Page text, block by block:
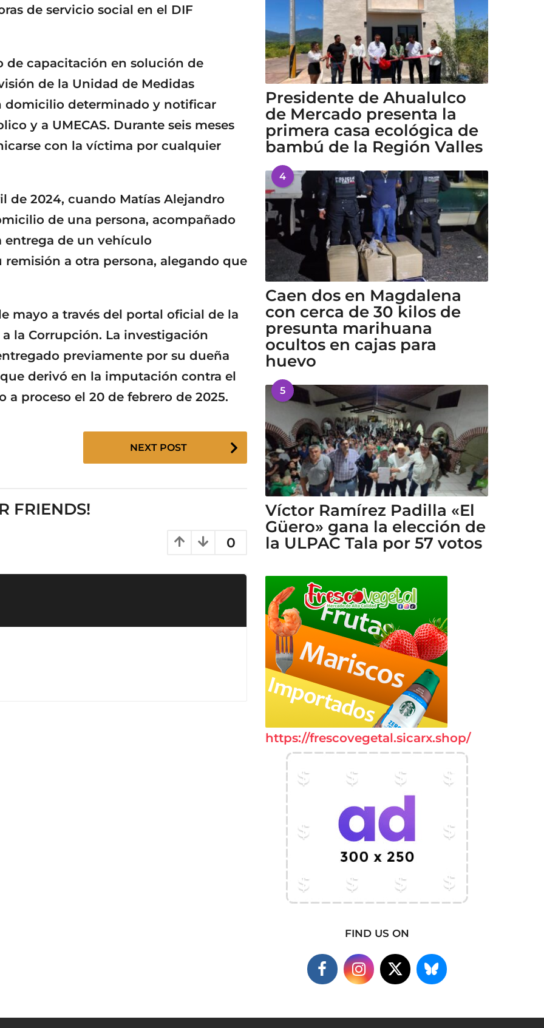
de servicio social en el DIF
de capacitación en solución de
de la Unidad de Medidas
domicilio determinado y notificar
y a UMECAS. Durante seis meses
con la víctima por cualquier
de 2024, cuando Matías Alejandro
de una persona, acompañado
entrega de un vehículo
a otra persona, alegando que
mayo a través del portal oficial de la
la Corrupción. La investigación
previamente por su dueña
derivó en la imputación contra el
proceso el 20 de febrero de 2025.
NEXT POST
FRIENDS!
0
Presidente de Ahualulco
de Mercado presenta la
primera casa ecológica de
bambú de la Región Valles
4
Caen dos en Magdalena
con cerca de 30 kilos de
presunta marihuana
ocultos en cajas para
huevo
5
Víctor Ramírez Padilla «El
Güero» gana la elección de
la ULPAC Tala por 57 votos
https://frescovegetal.sicarx.shop/
FIND US ON